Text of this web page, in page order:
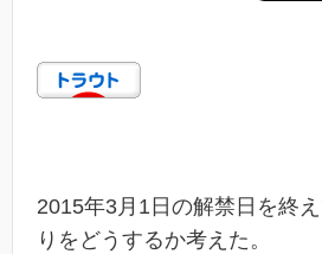
2015年3月1日の解禁日を終
りをどうするか考えた。